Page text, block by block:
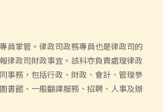
員掌管。律政司政務專員也是律政司的
律政司財政事宜。該科亦負責處理律政
事務，包括行政、財政、會計、管理參
書館、一般翻譯服務、招聘、人事及辦